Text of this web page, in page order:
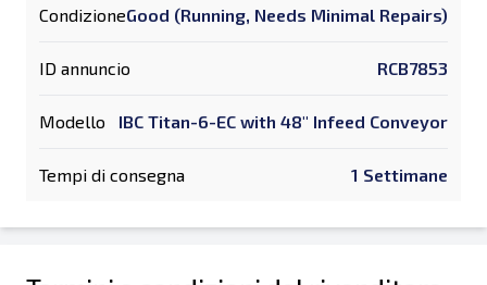
CondizioneGood (Running, Needs Minimal Repairs)
ID annuncio RCB7853
Modello IBC Titan-6-EC with 48" Infeed Conveyor
Tempi di consegna 1 Settimane